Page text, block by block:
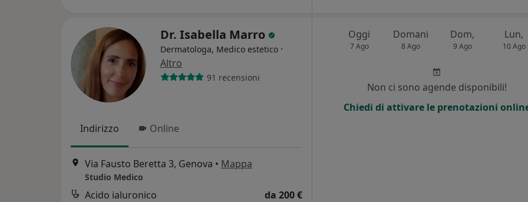
Dr. Isabella Marro
Dermatologa, Medico estetico ·
Altro
91 recensioni
Indirizzo Online
Via Fausto Beretta 3, Genova • Mappa
Studio Medico
Acido ialuronico da 200 €
Oggi
7 Ago
Domani
8 Ago
Dom,
9 Ago
Lun,
10 Ago
Non ci sono agende disponibili!
Chiedi di attivare le prenotazioni